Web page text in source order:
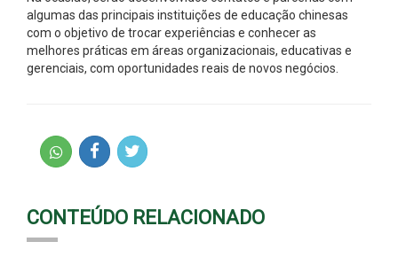
algumas das principais instituições de educação chinesas
com o objetivo de trocar experiências e conhecer as
melhores práticas em áreas organizacionais, educativas e
gerenciais, com oportunidades reais de novos negócios.
CONTEÚDO RELACIONADO